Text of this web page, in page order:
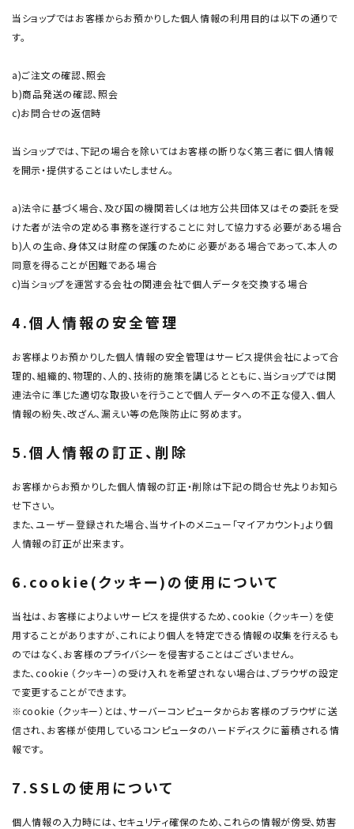
当ショップではお客様からお預かりした個人情報の利用目的は以下の通りで
す。
a)ご注文の確認、照会
b)商品発送の確認、照会
c)お問合せの返信時
当ショップでは、下記の場合を除いてはお客様の断りなく第三者に個人情報
を開示・提供することはいたしません。
a)法令に基づく場合、及び国の機関若しくは地方公共団体又はその委託を受
けた者が法令の定める事務を遂行することに対して協力する必要がある場合
b)人の生命、身体又は財産の保護のために必要がある場合であって、本人の
同意を得ることが困難である場合
c)当ショップを運営する会社の関連会社で個人データを交換する場合
4.個人情報の安全管理
お客様よりお預かりした個人情報の安全管理はサービス提供会社によって合
理的、組織的、物理的、人的、技術的施策を講じるとともに、当ショップでは関
連法令に準じた適切な取扱いを行うことで個人データへの不正な侵入、個人
情報の紛失、改ざん、漏えい等の危険防止に努めます。
5.個人情報の訂正、削除
お客様からお預かりした個人情報の訂正・削除は下記の問合せ先よりお知ら
せ下さい。
また、ユーザー登録された場合、当サイトのメニュー「マイアカウント」より個
人情報の訂正が出来ます。
6.cookie(クッキー)の使用について
当社は、お客様によりよいサービスを提供するため、cookie （クッキー）を使
用することがありますが、これにより個人を特定できる情報の収集を行えるも
のではなく、お客様のプライバシーを侵害することはございません。
また、cookie （クッキー）の受け入れを希望されない場合は、ブラウザの設定
で変更することができます。
※cookie （クッキー）とは、サーバーコンピュータからお客様のブラウザに送
信され、お客様が使用しているコンピュータのハードディスクに蓄積される情
報です。
7.SSLの使用について
個人情報の入力時には、セキュリティ確保のため、これらの情報が傍受、妨害